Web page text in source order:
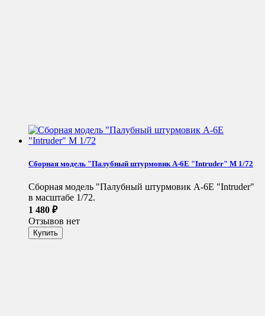
Сборная модель "Палубный штурмовик A-6E "Intruder" М 1/72
Сборная модель "Палубный штурмовик A-6E "Intruder"
в масштабе 1/72.
1 480 ₽
Отзывов нет